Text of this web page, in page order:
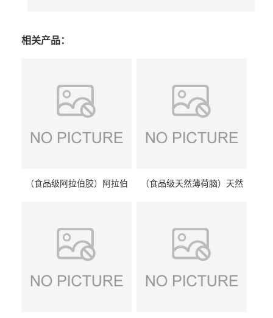
相关产品：
（食品级阿拉伯胶）阿拉伯
（食品级天然薄荷脑）天然